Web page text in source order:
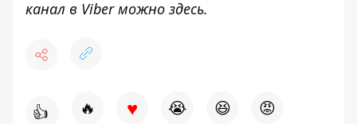
канал в Viber можно здесь.
👍 🔥 ♥ 😭 😆 😡